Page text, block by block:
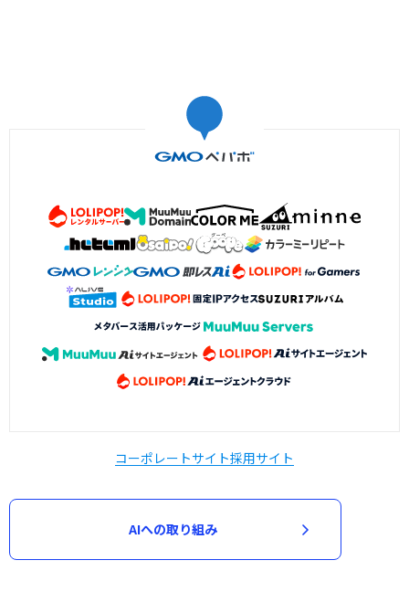
コーポレートサイト採用サイト
AIへの取り組み